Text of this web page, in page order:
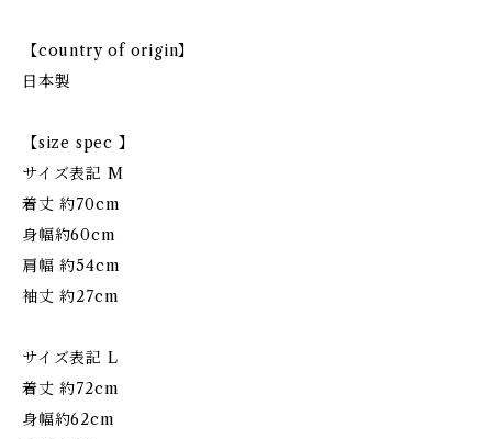
【country of origin】
日本製
【size spec 】
サイズ表記 M
着丈 約70cm
身幅約60cm
肩幅 約54cm
袖丈 約27cm
サイズ表記 L
着丈 約72cm
身幅約62cm